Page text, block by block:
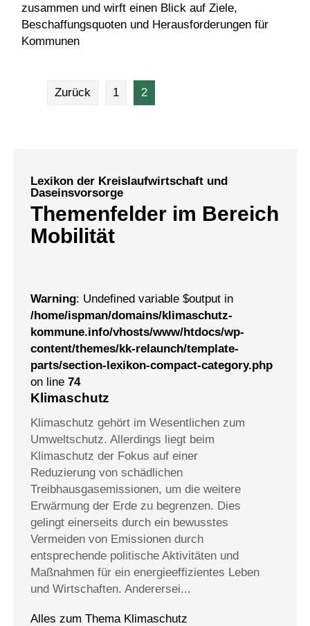
zusammen und wirft einen Blick auf Ziele,
Beschaffungsquoten und Herausforderungen für
Kommunen
Zurück 1 2
Lexikon der Kreislaufwirtschaft und
Daseinsvorsorge
Themenfelder im Bereich
Mobilität
Warning: Undefined variable $output in
/home/ispman/domains/klimaschutz-
kommune.info/vhosts/www/htdocs/wp-
content/themes/kk-relaunch/template-
parts/section-lexikon-compact-category.php
on line74
Klimaschutz
Klimaschutz gehört im Wesentlichen zum
Umweltschutz. Allerdings liegt beim
Klimaschutz der Fokus auf einer
Reduzierung von schädlichen
Treibhausgasemissionen, um die weitere
Erwärmung der Erde zu begrenzen. Dies
gelingt einerseits durch ein bewusstes
Vermeiden von Emissionen durch
entsprechende politische Aktivitäten und
Maßnahmen für ein energieeffizientes Leben
und Wirtschaften. Anderersei...
Alles zum Thema Klimaschutz